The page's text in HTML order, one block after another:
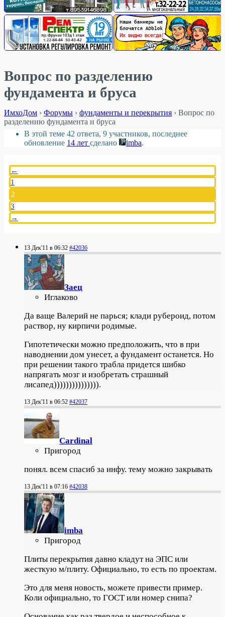
Вопрос по разделению
фундамента и бруса
ИмхоДом › Форумы › фундаменты и перекрытия › Вопрос по
разделению фундамента и бруса
В этой теме 42 ответа, 9 участников, последнее
обновление 14 лет сделано imba.
←
1
2
3
→
13 Дек'11 в 06:32 #42036
Заец
Иглаково
Да ваще Валерий не парься; клади рубероид, потом
раствор, ну кирпичи родимые.
Гипотетически можно предположить, что в при
наводнении дом унесет, а фундамент останется. Но
при решении такого трабла придется шибко
напрягать мозг и изобретать страшный
лисапед))))))))))))))).
13 Дек'11 в 06:52 #42037
Cardinal
Пригород
понял. всем спасиб за инфу. тему можно закрывать
13 Дек'11 в 07:16 #42038
imba
Пригород
Плиты перекрытия давно кладут на ЭПС или
жесткую м/плиту. Официально, то есть по проектам.
Это для меня новость, можете привести пример.
Коли официально, то ГОСТ или номер снипа?